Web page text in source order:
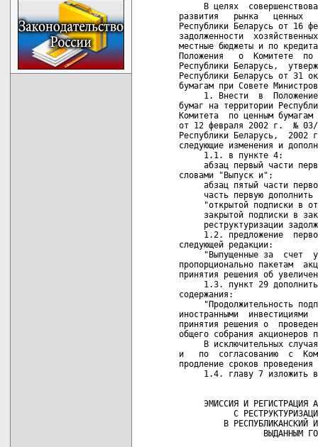
В целях
развития   рынка   ценных
Республики Беларусь от 16
задолженности
местные бюджеты и по
Положения   о  Комитете  по
Республики Беларусь,
Республики Беларусь от 31
бумагам при Совете
1. Внести  в
бумаг на территории
Комитета  по ценным бумагам
от 12 февраля 2002 г.  № 03/
Республики Беларусь,
следующие изменения и
     1.1. в пункте 4:
абзац первый части
словами "Выпуск и";
абзац пятый части
часть первую дополнить
"открытой подписки в
закрытой подписки в
реструктуризации
1.2. предложение
следующей редакции:
"Выпущенные за  счет
пропорционально пакетам
принятия решения об
1.3. пункт 29
содержания:
"Продолжительность
иностранными
принятия решения о
общего собрания акционеров
В исключительных
и   по  согласованию  с
продление сроков
1.4. главу 7 изложить
ЭМИССИЯ И РЕГИСТРАЦИЯ
С
В РЕСПУБЛИКАНСКИЙ
ВЫДАННЫМ